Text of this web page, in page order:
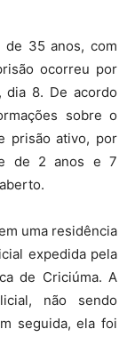
de 35 anos, com
ocorreu por
dia 8. De acordo
sobre o
prisão ativo, por
de 2 anos e 7
uma residência
expedida pela
de Criciúma. A
não sendo
seguida, ela foi